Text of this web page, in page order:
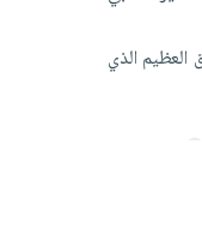
الذي